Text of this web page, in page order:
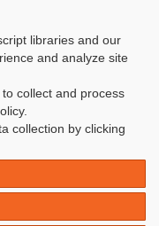
évènements
libraries and our
and analyze site
collect and process
collection by clicking